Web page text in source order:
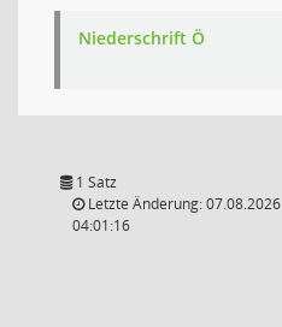
Niederschrift Ö
1 Satz
Letzte Änderung: 07.08.2026
04:01:16